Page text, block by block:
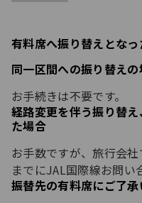
有料席へ振り替えとな
同一区間への振り替え
お手続きは不要です。
経路変更を伴う振り替
た場合
お手数ですが、旅行会
までにJAL国際線お問い
振替先の有料席にご了